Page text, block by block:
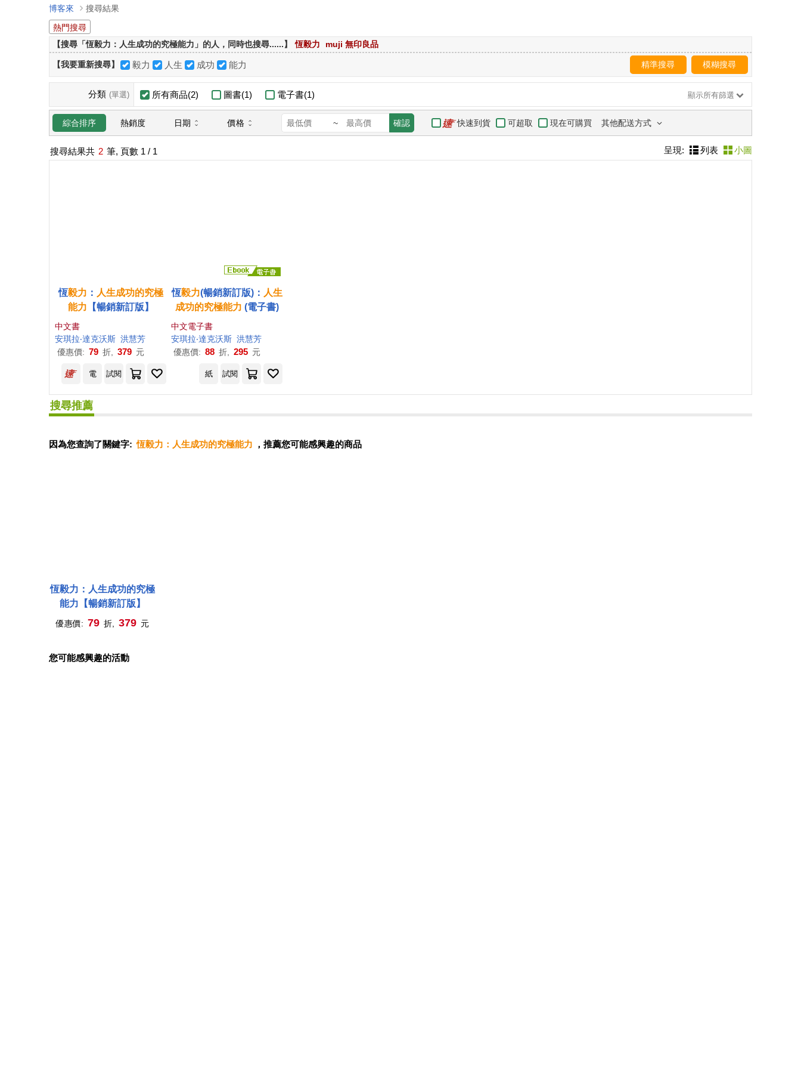
博客來
搜尋結果
熱門搜尋
【搜尋「恆毅力：人生成功的究極能力」的人，同時也搜尋......】
恆毅力 muji 無印良品
【我要重新搜尋】 毅力 人生 成功 能力 精準搜尋 模糊搜尋
分類 (單選) 所有商品(2) 圖書(1) 電子書(1) 顯示所有篩選
綜合排序 熱銷度 日期 價格 ~ 確認 快速到貨 可超取 現在可購買 其他配送方式
搜尋結果共 2 筆, 頁數 1 / 1 呈現: 列表 小圖
恆毅力 ： 人生成功的究極
能力 【暢銷新訂版】
中文書
安琪拉‧達克沃斯 洪慧芳
優惠價: 79 折, 379 元
恆毅力(暢銷新訂版)： 人生
成功的究極能力 (電子書)
中文電子書
安琪拉‧達克沃斯 洪慧芳
優惠價: 88 折, 295 元
電 試閱 紙 試閱
搜尋推薦
因為您查詢了關鍵字: 恆毅力：人生成功的究極能力 ，推薦您可能感興趣的商品
恆毅力：人生成功的究極
能力【暢銷新訂版】
優惠價: 79 折, 379 元
您可能感興趣的活動